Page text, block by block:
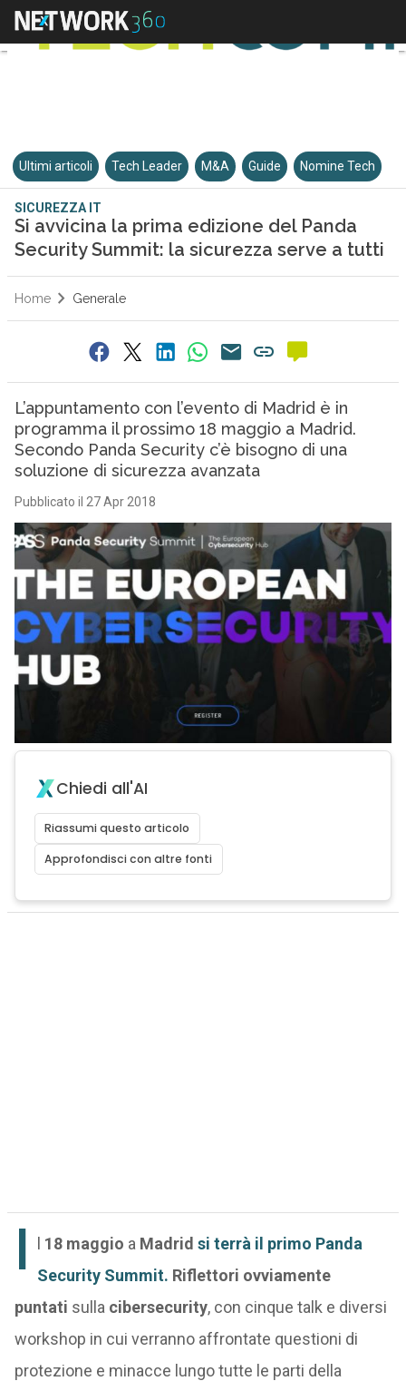
Ultimi articoli Tech Leader M&A Guide Nomine Tech
SICUREZZA IT
Si avvicina la prima edizione del Panda
Security Summit: la sicurezza serve a tutti
Home Generale
L’appuntamento con l’evento di Madrid è in
programma il prossimo 18 maggio a Madrid.
Secondo Panda Security c’è bisogno di una
soluzione di sicurezza avanzata
Pubblicato il 27 Apr 2018
Chiedi all'AI
Riassumi questo articolo
Approfondisci con altre fonti
I 18 maggio a Madrid si terrà il primo Panda
SecuritySummit. Riflettori ovviamente
puntati sulla cibersecurity, con cinque talk e diversi
workshop in cui verranno affrontate questioni di
protezione e minacce lungo tutte le parti della